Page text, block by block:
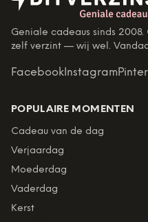
Geniale cadeaus sinds
zelf verzint — wij wel.
Facebook Instagram
POPULAIRE MOMENTEN
Cadeau van de dag
Verjaardag
Moederdag
Vaderdag
Kerst